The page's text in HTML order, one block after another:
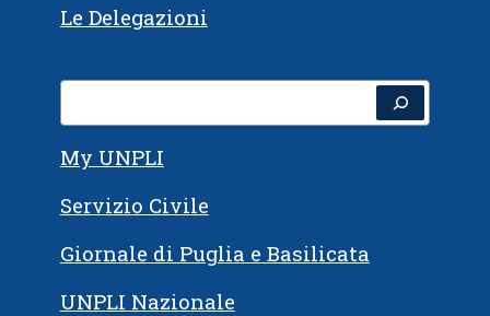
Le Delegazioni
My UNPLI
Servizio Civile
Giornale di Puglia e Basilicata
UNPLI Nazionale